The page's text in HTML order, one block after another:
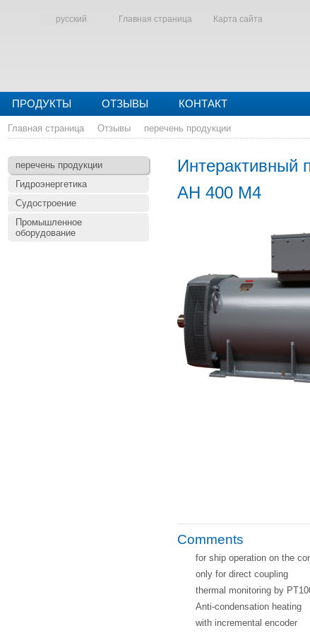
русский Главная страница Карта сайта
ПРОДУКТЫ ОТЗЫВЫ КОНТАКТ
Главная страница Отзывы перечень продукции
перечень продукции
Гидроэнергетика
Судостроение
Промышленное
оборудование
Интерактивный
AH 400 M4
Comments
for ship operation on the
only for direct coupling
thermal monitoring by
Anti-condensation heating
with incremental encoder